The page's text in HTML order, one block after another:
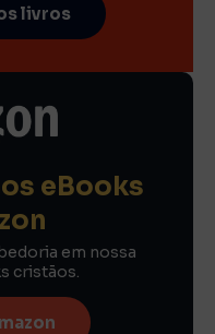
livros
eBooks
em nossa
cristãos.